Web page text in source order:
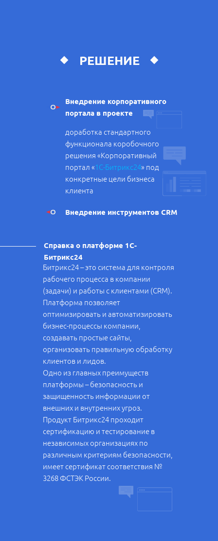
РЕШЕНИЕ
Внедрение корпоративного
портала в проекте
Внедрение инструментов CRM
доработка стандартного
функционала коробочного
решения «Корпоративный
портал «1С-Битрикс24» под
конкретные цели бизнеса
клиента
Битрикс24 – это система для контроля
рабочего процесса в компании
(задачи) и работы с клиентами (CRM).
Платформа позволяет
оптимизировать и автоматизировать
бизнес-процессы компании,
создавать простые сайты,
организовать правильную обработку
клиентов и лидов.
Одно из главных преимуществ
платформы – безопасность и
защищенность информации от
внешних и внутренних угроз.
Продукт Битрикс24 проходит
сертификацию и тестирование в
независимых организациях по
различным критериям безопасности,
имеет сертификат соответствия №
3268 ФСТЭК России.
Справка о платформе 1С-
Битрикс24